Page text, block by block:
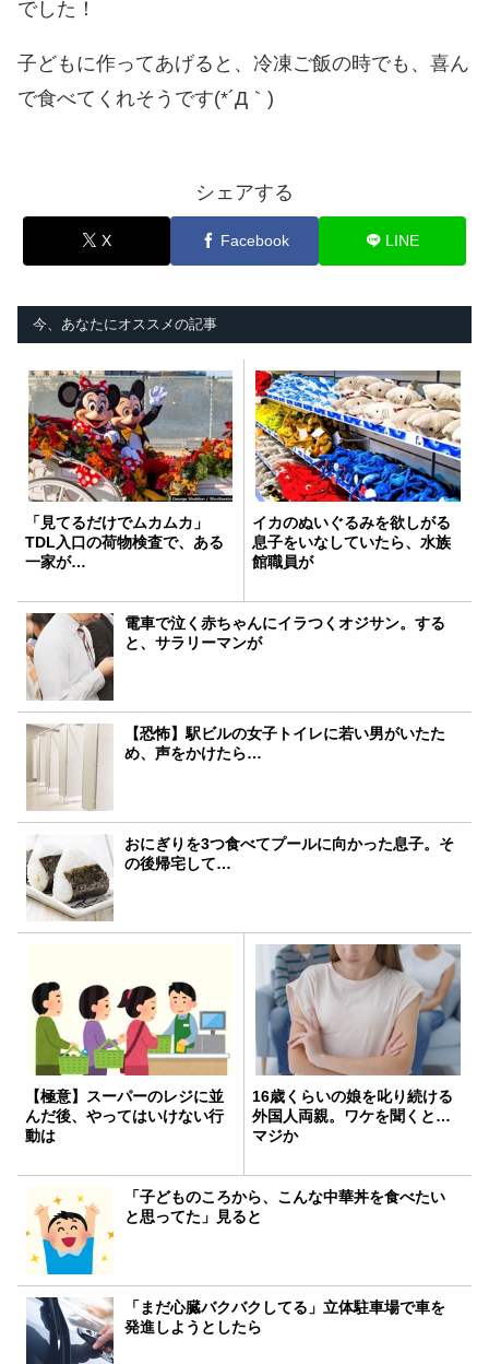
でした！
子どもに作ってあげると、冷凍ご飯の時でも、喜ん
で食べてくれそうです(*´Д｀)
シェアする
X Facebook LINE
今、あなたにオススメの記事
「見てるだけでムカムカ」
TDL入口の荷物検査で、ある
一家が…
イカのぬいぐるみを欲しがる
息子をいなしていたら、水族
館職員が
電車で泣く赤ちゃんにイラつくオジサン。する
と、サラリーマンが
【恐怖】駅ビルの女子トイレに若い男がいたた
め、声をかけたら…
おにぎりを3つ食べてプールに向かった息子。そ
の後帰宅して…
【極意】スーパーのレジに並
んだ後、やってはいけない行
動は
16歳くらいの娘を叱り続ける
外国人両親。ワケを聞くと…
マジか
「子どものころから、こんな中華丼を食べたい
と思ってた」見ると
「まだ心臓バクバクしてる」立体駐車場で車を
発進しようとしたら